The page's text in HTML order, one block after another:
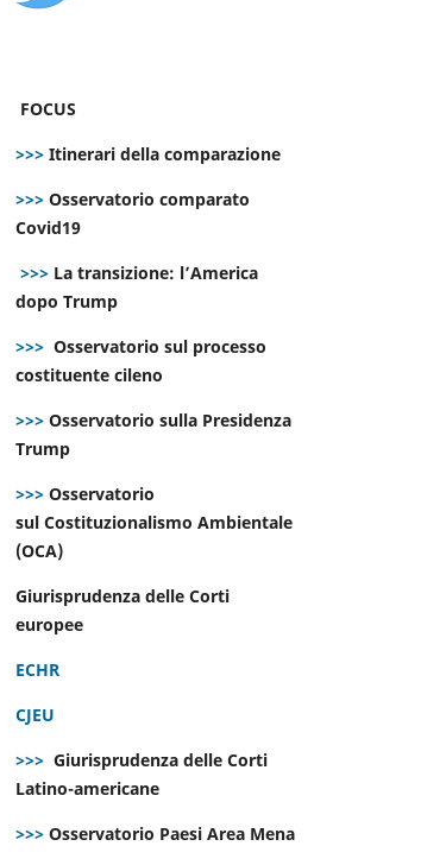
FOCUS
>>> Itinerari della comparazione
>>> Osservatorio comparato
Covid19
>>> La transizione: l’America
dopo Trump
>>> Osservatorio sul processo
costituente cileno
>>> Osservatorio sulla Presidenza
Trump
>>> Osservatorio
sul Costituzionalismo Ambientale
(OCA)
Giurisprudenza delle Corti
europee
ECHR
CJEU
>>> Giurisprudenza delle Corti
Latino-americane
>>> Osservatorio Paesi Area Mena